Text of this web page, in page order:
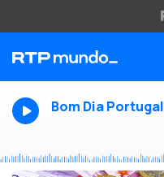
Bom Dia Portugal